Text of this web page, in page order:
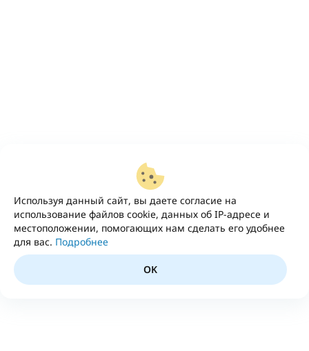
Используя данный сайт, вы даете согласие на
использование файлов cookie, данных об IP-адресе и
местоположении, помогающих нам сделать его удобнее
для вас. Подробнее
OK